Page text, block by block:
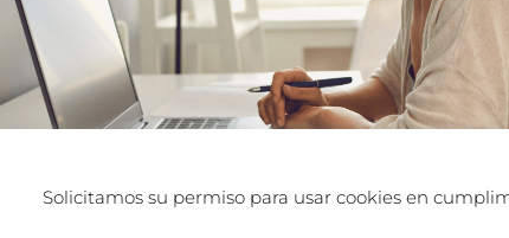
Solicitamos su permiso para usar cookies en